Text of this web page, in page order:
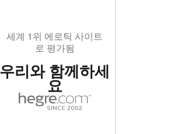
세계 1위 에로틱 사이트
로 평가됨
우리와 함께하세
요